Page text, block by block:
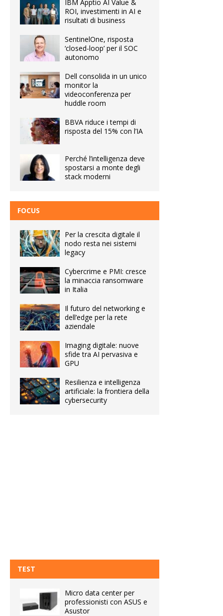
IBM Apptio AI Value &
ROI, investimenti in AI e
risultati di business
SentinelOne, risposta
‘closed-loop’ per il SOC
autonomo
Dell consolida in un unico
monitor la
videoconferenza per
huddle room
BBVA riduce i tempi di
risposta del 15% con l’IA
Perché l’intelligenza deve
spostarsi a monte degli
stack moderni
FOCUS
Per la crescita digitale il
nodo resta nei sistemi
legacy
Cybercrime e PMI: cresce
la minaccia ransomware
in Italia
Il futuro del networking e
dell’edge per la rete
aziendale
Imaging digitale: nuove
sfide tra AI pervasiva e
GPU
Resilienza e intelligenza
artificiale: la frontiera della
cybersecurity
TEST
Micro data center per
professionisti con ASUS e
Asustor